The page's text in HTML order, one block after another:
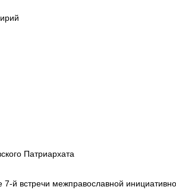
Патриархата
й встречи межправославной